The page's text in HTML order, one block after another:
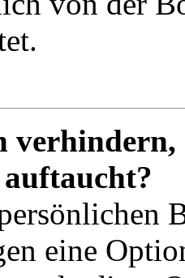
verhindern,
eine